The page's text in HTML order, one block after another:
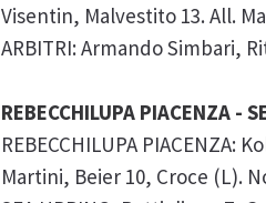
Visentin, Malvestito 13. All.
ARBITRI: Armando Simbari,
REBECCHILUPA PIACENZA
REBECCHILUPA
Martini, Beier 10, Croce (L).